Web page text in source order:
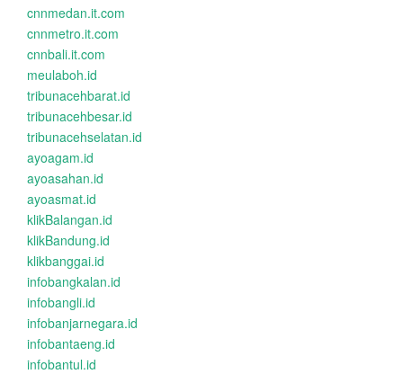
cnnmedan.it.com
cnnmetro.it.com
cnnbali.it.com
meulaboh.id
tribunacehbarat.id
tribunacehbesar.id
tribunacehselatan.id
ayoagam.id
ayoasahan.id
ayoasmat.id
klikBalangan.id
klikBandung.id
klikbanggai.id
infobangkalan.id
infobangli.id
infobanjarnegara.id
infobantaeng.id
infobantul.id